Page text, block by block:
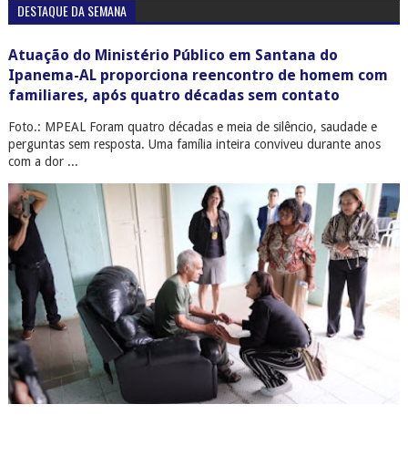
DESTAQUE DA SEMANA
Atuação do Ministério Público em Santana do
Ipanema-AL proporciona reencontro de homem com
familiares, após quatro décadas sem contato
Foto.: MPEAL Foram quatro décadas e meia de silêncio, saudade e
perguntas sem resposta. Uma família inteira conviveu durante anos
com a dor ...